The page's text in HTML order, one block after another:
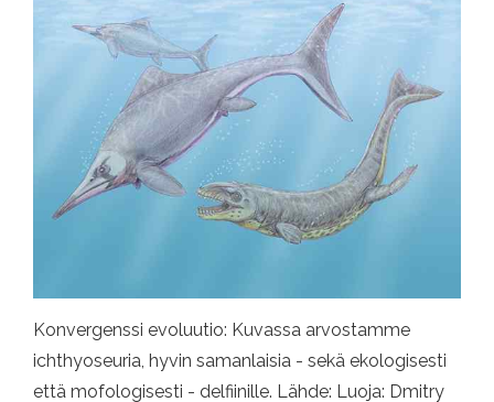
Konvergenssi evoluutio: Kuvassa arvostamme
ichthyoseuria, hyvin samanlaisia ​​- sekä ekologisesti
että mofologisesti - delfiinille. Lähde: Luoja: Dmitry